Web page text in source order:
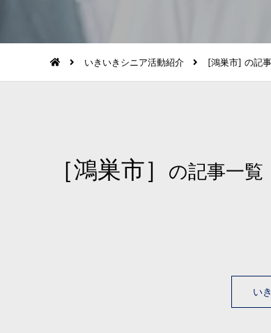
いきいきシニア活動紹介 [鴻巣市] の記
［鴻巣市］ の記事一覧
い